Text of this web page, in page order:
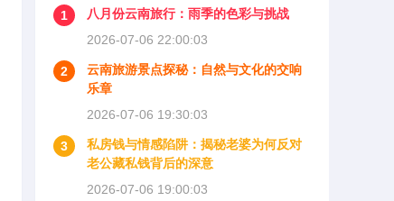
1
八月份云南旅行：雨季的色彩与挑战
2026-07-06 22:00:03
2
云南旅游景点探秘：自然与文化的交响
乐章
2026-07-06 19:30:03
3
私房钱与情感陷阱：揭秘老婆为何反对
老公藏私钱背后的深意
2026-07-06 19:00:03